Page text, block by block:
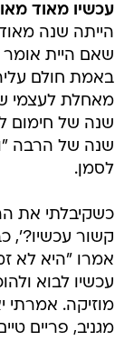
עכשיו מאוד
הייתה שנה
שאם היית אומר
באמת חולם
מאחלת לעצמי
שנה של חימום
שנה של הרבה
לסמן.
כשקיבלתי את
קשור עכשיו?',
אמרו "היא לא
עכשיו לבוא
מוזיקה. אמרתי
מגניב, פריים